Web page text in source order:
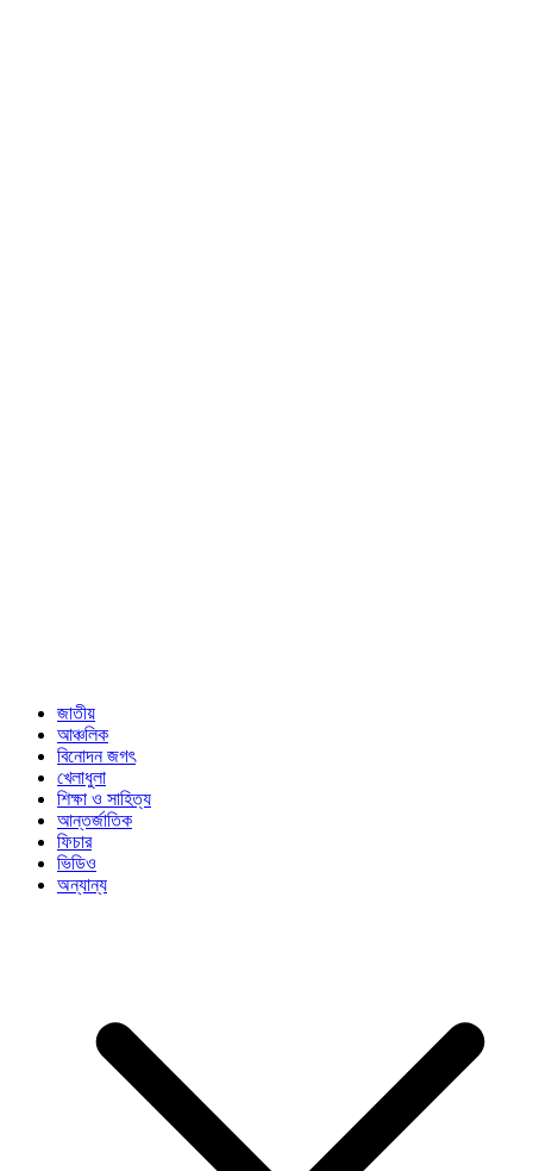
জাতীয়
আঞ্চলিক
বিনোদন জগৎ
খেলাধুলা
শিক্ষা ও সাহিত্য
আন্তর্জাতিক
ফিচার
ভিডিও
অন্যান্য